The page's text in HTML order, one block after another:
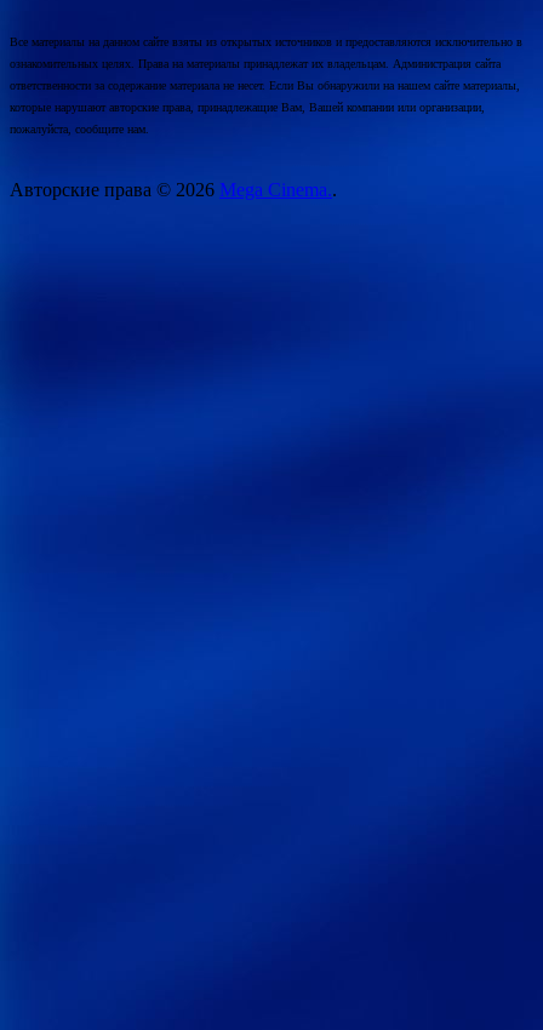
Все материалы на данном сайте взяты из открытых источников и предоставляются исключительно в
ознакомительных целях. Права на материалы принадлежат их владельцам. Администрация сайта
ответственности за содержание материала не несет. Если Вы обнаружили на нашем сайте материалы,
которые нарушают авторские права, принадлежащие Вам, Вашей компании или организации,
пожалуйста, сообщите нам.
Авторские права © 2026 Mega Cinema..